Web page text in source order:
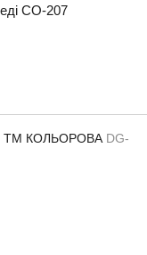
СО-207